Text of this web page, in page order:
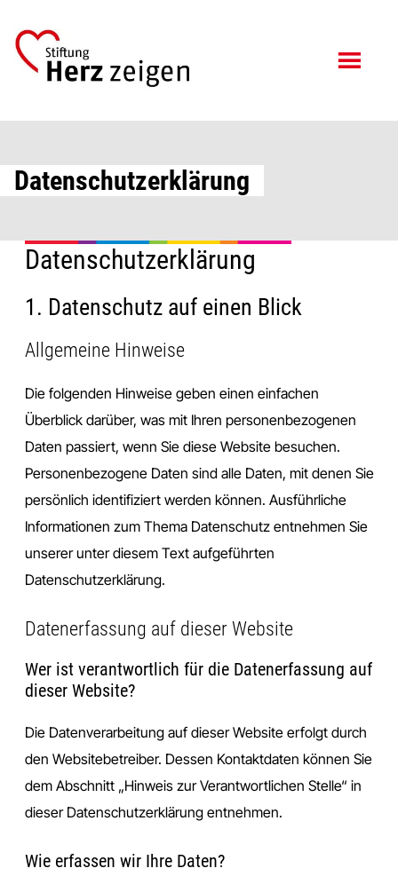
Inhalt
springen
Fußzeile
springen
Datenschutzerklärung
Datenschutz­erklärung
1. Datenschutz auf einen Blick
Allgemeine Hinweise
Die folgenden Hinweise geben einen einfachen
Überblick darüber, was mit Ihren personenbezogenen
Daten passiert, wenn Sie diese Website besuchen.
Personenbezogene Daten sind alle Daten, mit denen Sie
persönlich identifiziert werden können. Ausführliche
Informationen zum Thema Datenschutz entnehmen Sie
unserer unter diesem Text aufgeführten
Datenschutzerklärung.
Datenerfassung auf dieser Website
Wer ist verantwortlich für die Datenerfassung auf
dieser Website?
Die Datenverarbeitung auf dieser Website erfolgt durch
den Websitebetreiber. Dessen Kontaktdaten können Sie
dem Abschnitt „Hinweis zur Verantwortlichen Stelle“ in
dieser Datenschutzerklärung entnehmen.
Wie erfassen wir Ihre Daten?